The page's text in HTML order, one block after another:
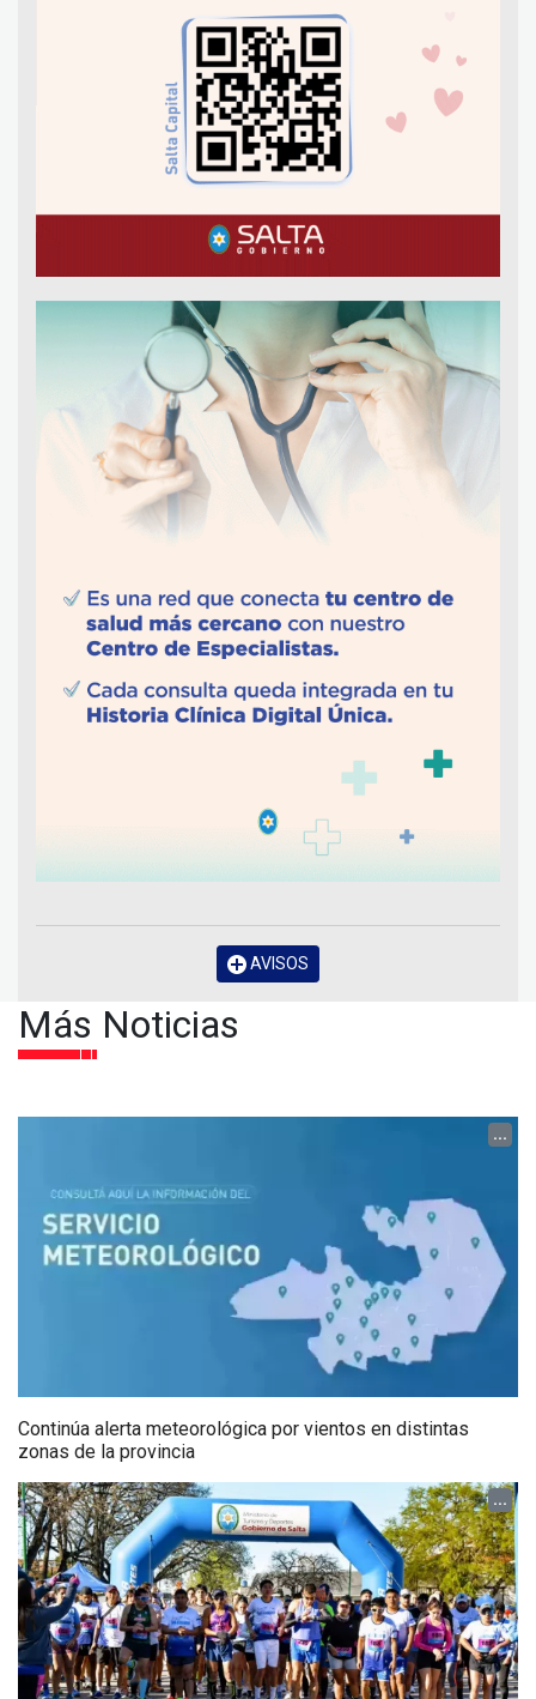
AVISOS
Más Noticias
...
Continúa alerta meteorológica por vientos en distintas
zonas de la provincia
...